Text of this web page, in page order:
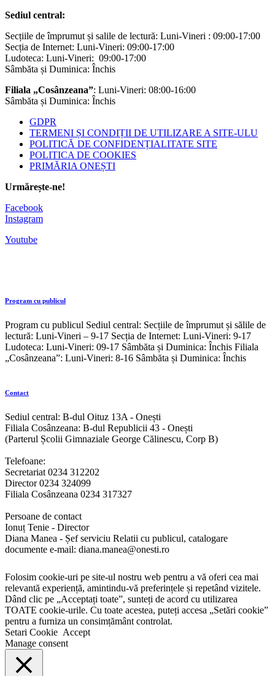
Sediul central:
Secțiile de împrumut și salile de lectură: Luni-Vineri : 09:00-17:00
Secția de Internet: Luni-Vineri: 09:00-17:00
Ludoteca: Luni-Vineri: 09:00-17:00
Sâmbăta și Duminica: Închis
Filiala „Cosânzeana”: Luni-Vineri: 08:00-16:00
Sâmbăta și Duminica: Închis
GDPR
TERMENI ȘI CONDIȚII DE UTILIZARE A SITE-ULU
POLITICĂ DE CONFIDENȚIALITATE SITE
POLITICA DE COOKIES
PRIMĂRIA ONEȘTI
Urmărește-ne!
Facebook
Instagram
Youtube
Program cu publicul
Program cu publicul Sediul central: Secțiile de împrumut și sălile de
lectură: Luni-Vineri – 9-17 Secția de Internet: Luni-Vineri: 9-17
Ludoteca: Luni-Vineri: 09-17 Sâmbăta și Duminica: Închis Filiala
„Cosânzeana”: Luni-Vineri: 8-16 Sâmbăta și Duminica: Închis
Contact
Sediul central: B-dul Oituz 13A - Onești
Filiala Cosânzeana: B-dul Republicii 43 - Onești
(Parterul Școlii Gimnaziale George Călinescu, Corp B)
Telefoane:
Secretariat 0234 312202
Director 0234 324099
Filiala Cosânzeana 0234 317327
Persoane de contact
Ionuț Tenie - Director
Diana Manea - Șef serviciu Relatii cu publicul, catalogare
documente e-mail: diana.manea@onesti.ro
Folosim cookie-uri pe site-ul nostru web pentru a vă oferi cea mai
relevantă experiență, amintindu-vă preferințele și repetând vizitele.
Dând clic pe „Acceptați toate”, sunteți de acord cu utilizarea
TOATE cookie-urile. Cu toate acestea, puteți accesa „Setări cookie”
pentru a furniza un consimțământ controlat.
Setari Cookie Accept
Manage consent